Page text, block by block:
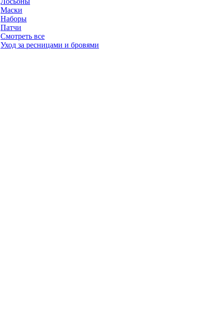
Маски
Наборы
Патчи
Смотреть все
Уход за ресницами и бровями